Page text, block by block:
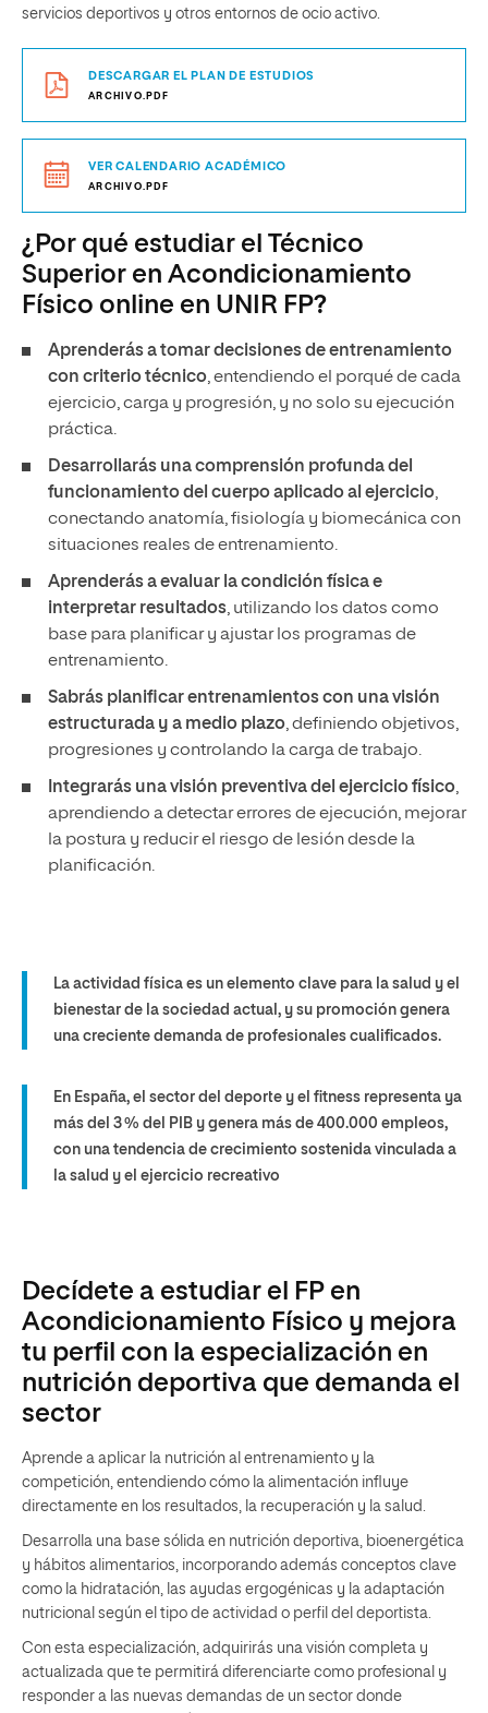
servicios deportivos y otros entornos de ocio activo.
DESCARGAR EL PLAN DE ESTUDIOS
ARCHIVO.PDF
VER CALENDARIO ACADÉMICO
ARCHIVO.PDF
¿Por qué estudiar el Técnico
Superior en Acondicionamiento
Físico online en UNIR FP?
Aprenderás a tomar decisiones de entrenamiento
con criterio técnico, entendiendo el porqué de cada
ejercicio, carga y progresión, y no solo su ejecución
práctica.
Desarrollarás una comprensión profunda del
funcionamiento del cuerpo aplicado al ejercicio,
conectando anatomía, fisiología y biomecánica con
situaciones reales de entrenamiento.
Aprenderás a evaluar la condición física e
interpretar resultados, utilizando los datos como
base para planificar y ajustar los programas de
entrenamiento.
Sabrás planificar entrenamientos con una visión
estructurada y a medio plazo, definiendo objetivos,
progresiones y controlando la carga de trabajo.
Integrarás una visión preventiva del ejercicio físico,
aprendiendo a detectar errores de ejecución, mejorar
la postura y reducir el riesgo de lesión desde la
planificación.
La actividad física es un elemento clave para la salud y el
bienestar de la sociedad actual, y su promoción genera
una creciente demanda de profesionales cualificados.
En España, el sector del deporte y el fitness representa ya
más del 3 % del PIB y genera más de 400.000 empleos,
con una tendencia de crecimiento sostenida vinculada a
la salud y el ejercicio recreativo
Decídete a estudiar el FP en
Acondicionamiento Físico y mejora
tu perfil con la especialización en
nutrición deportiva que demanda el
sector
Aprende a aplicar la nutrición al entrenamiento y la
competición, entendiendo cómo la alimentación influye
directamente en los resultados, la recuperación y la salud.
Desarrolla una base sólida en nutrición deportiva, bioenergética
y hábitos alimentarios, incorporando además conceptos clave
como la hidratación, las ayudas ergogénicas y la adaptación
nutricional según el tipo de actividad o perfil del deportista.
Con esta especialización, adquirirás una visión completa y
actualizada que te permitirá diferenciarte como profesional y
responder a las nuevas demandas de un sector donde